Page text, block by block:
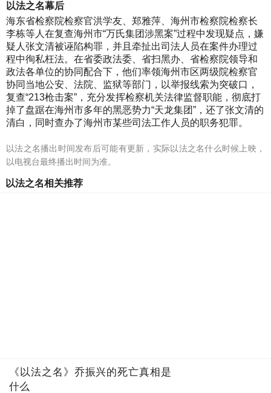
以法之名幕后
海东省检察院检察官洪学友、郑雅萍、海州市检察院检察长
李栋等人在复查海州市“万氏集团涉黑案”过程中发现疑点，嫌
疑人张文清被诬陷构罪，并且牵扯出司法人员在案件办理过
程中徇私枉法。在省委政法委、省扫黑办、省检察院领导和
政法各单位的协同配合下，他们率领海州市区两级院检察官
协同当地公安、法院、监狱等部门，以举报线索为突破口，
复查“213枪击案”，充分发挥检察机关法律监督职能，彻底打
掉了盘踞在海州市多年的黑恶势力“天龙集团”，还了张文清的
清白，同时查办了海州市某些司法工作人员的职务犯罪。
以法之名播出时间发布后可能有更新，实际以法之名什么时候上映，
以电视台最终播出时间为准。
以法之名相关推荐
《以法之名》乔振兴的死亡真相是
什么